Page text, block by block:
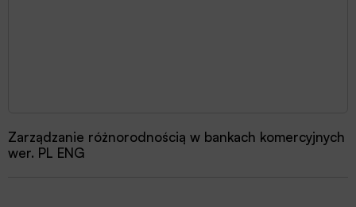
Zarządzanie różnorodnością w bankach komercyjnych
wer. PL ENG